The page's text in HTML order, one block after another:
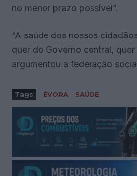
no menor prazo possível”.
“A saúde dos nossos
quer do Governo central,
argumentou a federação
Tags ÉVORA SAÚDE